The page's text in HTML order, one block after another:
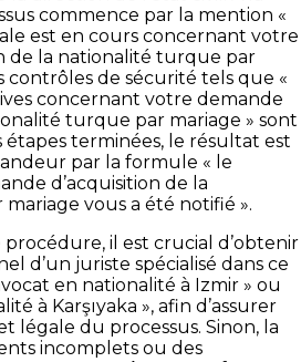
commence par la mention «
est en cours concernant votre
de la nationalité turque par
contrôles de sécurité tels que «
concernant votre demande
turque par mariage » sont
étapes terminées, le résultat est
par la formule « le
d’acquisition de la
vous a été notifié ».
il est crucial d’obtenir
d’un juriste spécialisé dans ce
en nationalité à Izmir » ou
à Karşıyaka », afin d’assurer
légale du processus. Sinon, la
incomplets ou des